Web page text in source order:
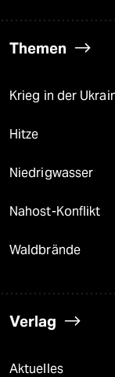
Themen
Krieg in der
Hitze
Niedrigwasser
Nahost-Konflikt
Waldbrände
Verlag
Aktuelles